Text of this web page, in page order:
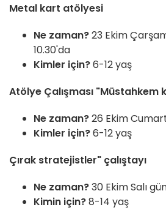
Metal kart atölyesi
Ne zaman?23 Ekim
10.30'da
Kimler için?6-12 yaş
Atölye Çalışması "Müstahkem
Ne zaman?26 Ekim
Kimler için?6-12 yaş
Çırak stratejistler" çalıştayı
Ne zaman?30 Ekim Salı
Kimin için?8-14 yaş